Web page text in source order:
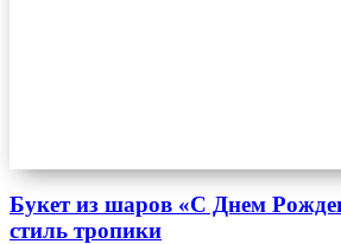
Букет из шаров «С Днем
стиль тропики